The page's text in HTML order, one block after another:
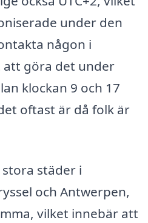
under den
någon i
att göra det under
klockan 9 och 17
oftast är då folk är
städer i
och Antwerpen,
vilket innebär att